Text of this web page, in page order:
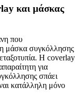
και μάσκας
που
μάσκα συγκόλλησης
Η coverlay
για
σπάει
κατάλληλη μόνο